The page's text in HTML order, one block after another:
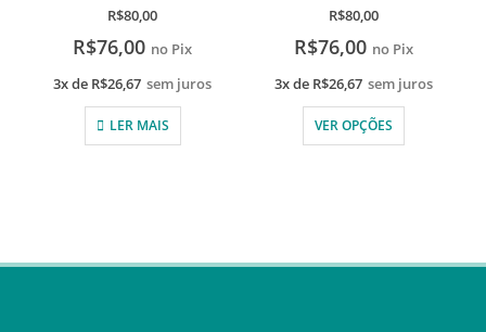
de 5
R$80,00
R$76,00 no Pix
3x de R$26,67 sem juros
LER MAIS
de 5
R$80,00
R$76,00 no Pix
3x de R$26,67 sem juros
VER OPÇÕES